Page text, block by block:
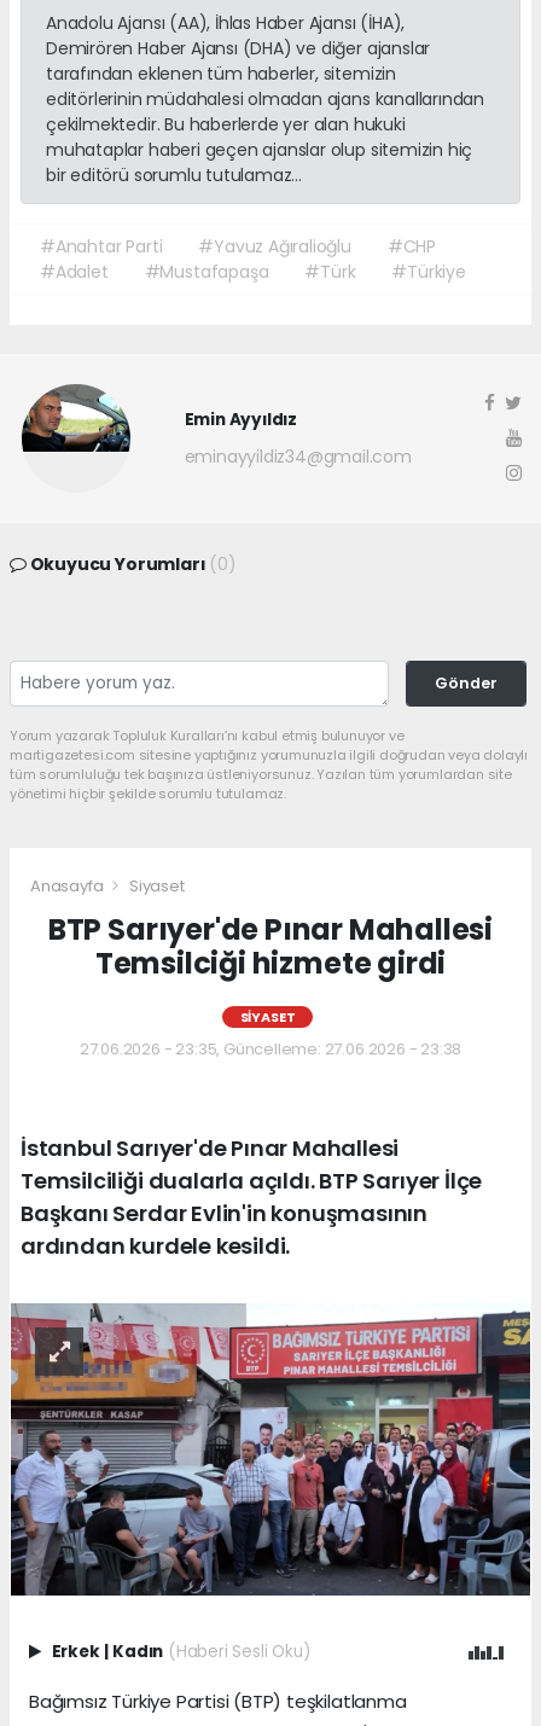
Anadolu Ajansı (AA), İhlas Haber Ajansı (İHA),
Demirören Haber Ajansı (DHA) ve diğer ajanslar
tarafından eklenen tüm haberler, sitemizin
editörlerinin müdahalesi olmadan ajans kanallarından
çekilmektedir. Bu haberlerde yer alan hukuki
muhataplar haberi geçen ajanslar olup sitemizin hiç
bir editörü sorumlu tutulamaz...
#Anahtar Parti #Yavuz Ağıralioğlu
#CHP
#Adalet
#Mustafapaşa #Türk #Türkiye
Emin Ayyıldız
eminayyildiz34@gmail.com
Okuyucu Yorumları (0)
Gönder
Yorum yazarak Topluluk Kuralları’nı kabul etmiş bulunuyor ve
martigazetesi.com sitesine yaptığınız yorumunuzla ilgili doğrudan veya dolaylı
tüm sorumluluğu tek başınıza üstleniyorsunuz. Yazılan tüm yorumlardan site
yönetimi hiçbir şekilde sorumlu tutulamaz.
Anasayfa Siyaset
BTP Sarıyer'de Pınar Mahallesi
Temsilciği hizmete girdi
SIYASET
27.06.2026 - 23:35, Güncelleme: 27.06.2026 - 23:38
İstanbul Sarıyer'de Pınar Mahallesi
Temsilciliği dualarla açıldı. BTP Sarıyer İlçe
Başkanı Serdar Evlin'in konuşmasının
ardından kurdele kesildi.
Erkek | Kadın (Haberi Sesli Oku)
Bağımsız Türkiye Partisi (BTP) teşkilatlanma